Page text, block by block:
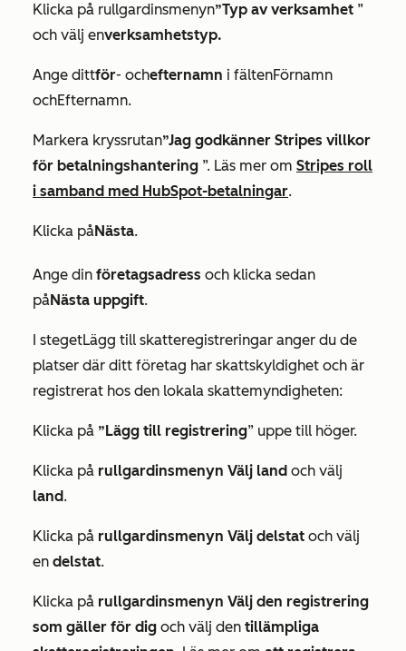
Klicka på rullgardinsmenyn”Typ av verksamhet ”
och välj enverksamhetstyp.
Ange dittför- ochefternamn i fältenFörnamn
ochEfternamn.
Markera kryssrutan”Jag godkänner Stripes villkor
för betalningshantering ”. Läs mer om Stripes roll
i samband med HubSpot-betalningar.
Klicka påNästa.
Ange din företagsadress och klicka sedan
påNästa uppgift.
I stegetLägg till skatteregistreringar anger du de
platser där ditt företag har skattskyldighet och är
registrerat hos den lokala skattemyndigheten:
Klicka på ”Lägg till registrering” uppe till höger.
Klicka på rullgardinsmenyn Välj land och välj
land.
Klicka på rullgardinsmenyn Välj delstat och välj
en delstat.
Klicka på rullgardinsmenyn Välj den registrering
som gäller för dig och välj den tillämpliga